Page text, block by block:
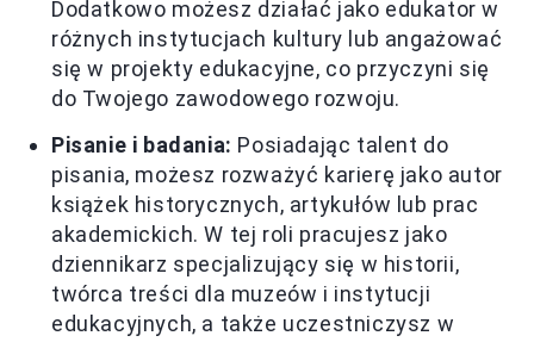
Dodatkowo możesz działać jako edukator w
różnych instytucjach kultury lub angażować
się w projekty edukacyjne, co przyczyni się
do Twojego zawodowego rozwoju.
Pisanie i badania: Posiadając talent do
pisania, możesz rozważyć karierę jako autor
książek historycznych, artykułów lub prac
akademickich. W tej roli pracujesz jako
dziennikarz specjalizujący się w historii,
twórca treści dla muzeów i instytucji
edukacyjnych, a także uczestniczysz w